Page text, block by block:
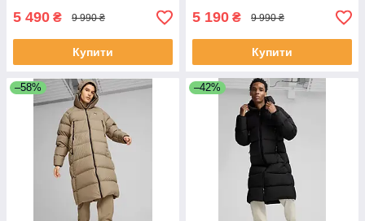
5 490 ₴ 9 990 ₴
Купити
5 190 ₴ 9 990 ₴
Купити
–58% –42%